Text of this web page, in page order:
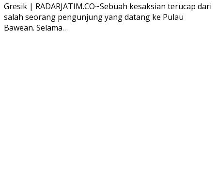
Gresik | RADARJATIM.CO~Sebuah kesaksian terucap dari
salah seorang pengunjung yang datang ke Pulau
Bawean. Selama…